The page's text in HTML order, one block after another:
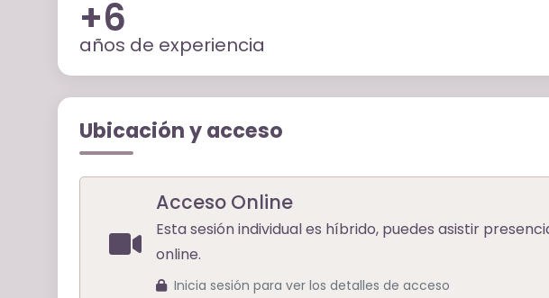
+6
años de experiencia
Ubicación y acceso
Acceso Online
Esta sesión individual es híbrido, puedes asistir
online.
Inicia sesión para ver los detalles de acceso